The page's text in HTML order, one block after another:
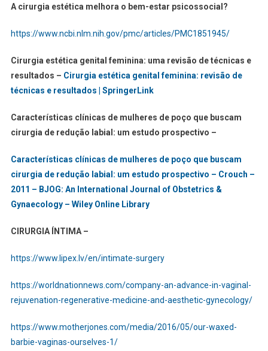
A cirurgia estética melhora o bem-estar psicossocial?
https://www.ncbi.nlm.nih.gov/pmc/articles/PMC1851945/
Cirurgia estética genital feminina: uma revisão de técnicas e
resultados – Cirurgia estética genital feminina: revisão de
técnicas e resultados | SpringerLink
Características clínicas de mulheres de poço que buscam
cirurgia de redução labial: um estudo prospectivo –
Características clínicas de mulheres de poço que buscam
cirurgia de redução labial: um estudo prospectivo – Crouch –
2011 – BJOG: An International Journal of Obstetrics &
Gynaecology – Wiley Online Library
CIRURGIA ÍNTIMA –
https://www.lipex.lv/en/intimate-surgery
https://worldnationnews.com/company-an-advance-in-vaginal-
rejuvenation-regenerative-medicine-and-aesthetic-gynecology/
https://www.motherjones.com/media/2016/05/our-waxed-
barbie-vaginas-ourselves-1/: